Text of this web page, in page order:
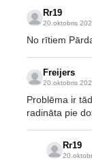
Rr19
20.oktobris
No rītiem
Freijers
20.oktobris
Problēma ir
radināta pie
Rr19